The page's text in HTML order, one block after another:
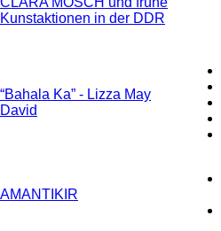
Kunstaktionen in der DDR
“Bahala Ka” - Lizza May
David
AMANTIKIR